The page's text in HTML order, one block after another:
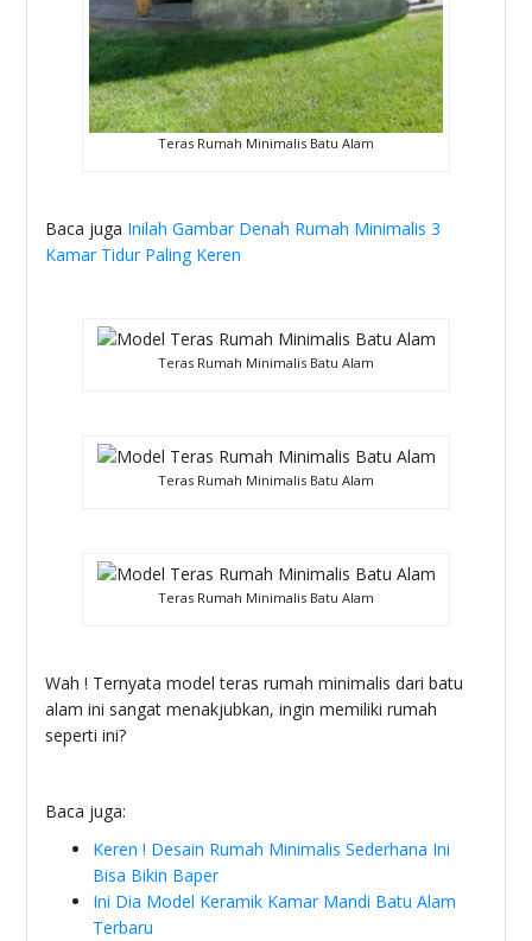
Teras Rumah Minimalis Batu Alam
Baca juga Inilah Gambar Denah Rumah Minimalis 3
Kamar Tidur Paling Keren
Teras Rumah Minimalis Batu Alam
Teras Rumah Minimalis Batu Alam
Teras Rumah Minimalis Batu Alam
Wah ! Ternyata model teras rumah minimalis dari batu
alam ini sangat menakjubkan, ingin memiliki rumah
seperti ini?
Baca juga:
Keren ! Desain Rumah Minimalis Sederhana Ini
Bisa Bikin Baper
Ini Dia Model Keramik Kamar Mandi Batu Alam
Terbaru